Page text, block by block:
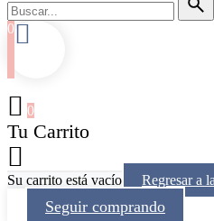
por
0
0
Tu Carrito
Su carrito está vacío Regresar a
Seguir comprando